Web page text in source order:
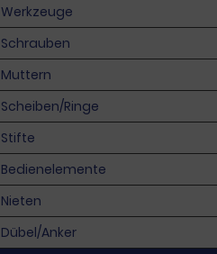
Werkzeuge
Schrauben
Muttern
Scheiben/Ringe
Stifte
Bedienelemente
Nieten
Dübel/Anker